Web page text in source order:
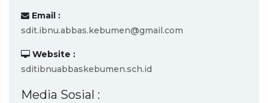
Email :
sdit.ibnu.abbas.kebumen@gmail.com
Website :
sditibnuabbaskebumen.sch.id
Media Sosial :